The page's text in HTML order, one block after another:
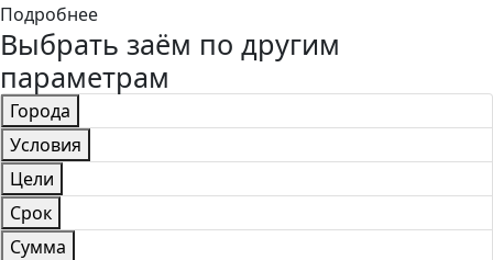
Подробнее
Выбрать заём по другим
параметрам
Города
Условия
Цели
Срок
Сумма